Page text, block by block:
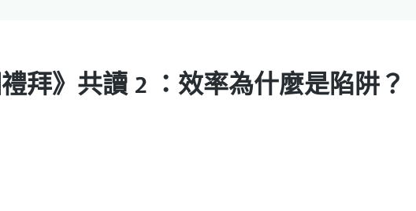
禮拜》共讀 2 ：效率為什麼是陷阱？